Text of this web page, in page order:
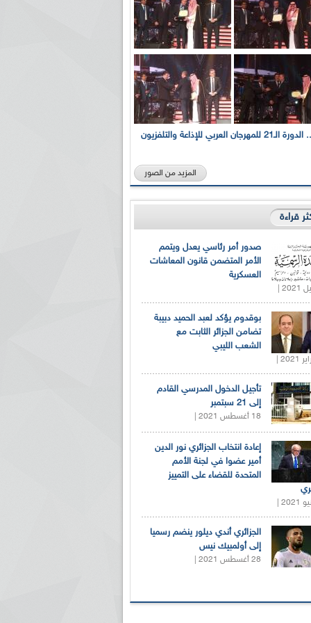
بالصور... الدورة الـ21 للمهرجان العربي للإذاعة والتلفزيون
المزيد من الصور
قراءة
صدور أمر رئاسي يعدل ويتمم
الأمر المتضمن قانون المعاشات
العسكرية
بوقدوم يؤكد لعبد الحميد دبيبة
تضامن الجزائر الثابت مع
الشعب الليبي
تأجيل الدخول المدرسي القادم
إلى 21 سبتمبر
18 أغسطس 2021 |
إعادة انتخاب الجزائري نور الدين
أمير عضوا في لجنة الأمم
المتحدة للقضاء على التمييز
الجزائري أندي ديلور ينضم رسميا
إلى أولمبيك نيس
28 أغسطس 2021 |